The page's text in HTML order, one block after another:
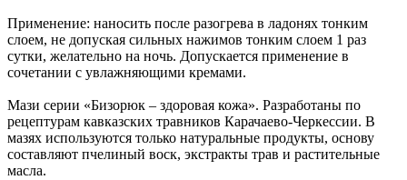
Применение: наносить после разогрева в ладонях тонким
слоем, не допуская сильных нажимов тонким слоем 1 раз
сутки, желательно на ночь. Допускается применение в
сочетании с увлажняющими кремами.
Мази серии «Бизорюк – здоровая кожа». Разработаны по
рецептурам кавказских травников Карачаево-Черкессии. В
мазях используются только натуральные продукты, основу
составляют пчелиный воск, экстракты трав и растительные
масла.